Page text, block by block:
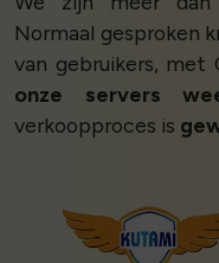
Normaal gesproken
van gebruikers, met
onze servers
verkoopproces is